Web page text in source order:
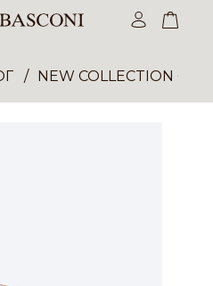
NEW COLLECTION